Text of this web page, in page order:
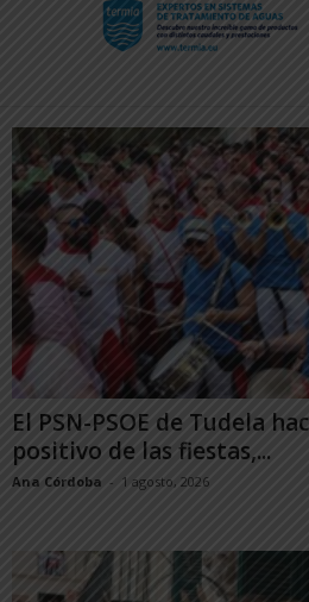
El PSN-PSOE de Tudela
positivo de las fiestas,...
Ana Córdoba - 1 agosto, 2026